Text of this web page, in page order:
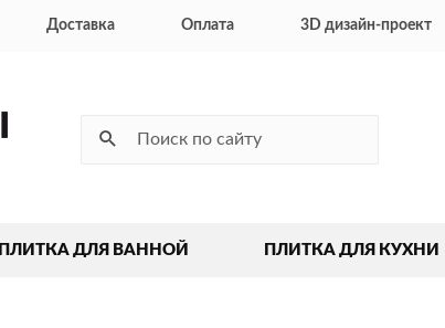
Доставка Оплата 3D дизайн-проект
ПЛИТКА ДЛЯ ВАННОЙ ПЛИТКА ДЛЯ КУХНИ